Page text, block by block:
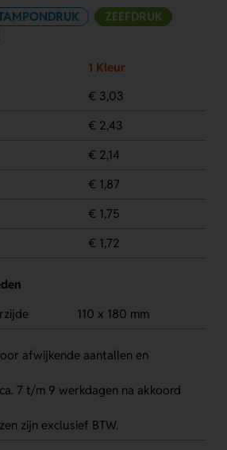
ZEEFDRUK
1 Kleur
€ 3,03
€ 2,43
€ 2,14
€ 1,87
€ 1,75
€ 1,72
110 x 180 mm
afwijkende aantallen en
7 t/m 9 werkdagen na akkoord
zijn exclusief BTW.